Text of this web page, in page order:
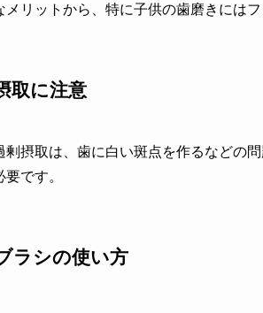
メリットから、特に子供の歯磨きには
取に注意
剰摂取は、歯に白い斑点を作るなどの
です。
ラシの使い方